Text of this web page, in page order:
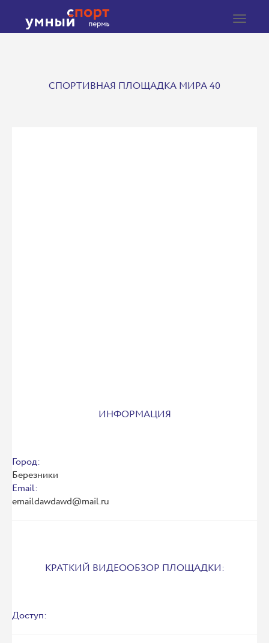
Toggle
СПОРТИВНАЯ ПЛОЩАДКА МИРА 40
ИНФОРМАЦИЯ
Город:
Березники
Email:
emaildawdawd@mail.ru
КРАТКИЙ ВИДЕООБЗОР ПЛОЩАДКИ:
Доступ: